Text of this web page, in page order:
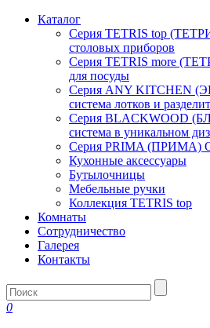
Каталог
Серия TETRIS top
столовых приборов
Серия TETRIS more
для посуды
Серия ANY KITCHEN
система лотков и
Серия BLACKWOOD
система в уникальном
Серия PRIMA (ПРИМА)
Кухонные аксессуары
Бутылочницы
Мебельные ручки
Коллекция TETRIS top
Комнаты
Сотрудничество
Галерея
Контакты
0